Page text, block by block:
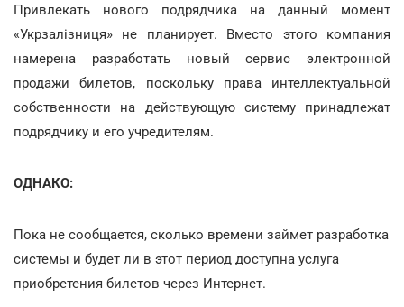
Привлекать нового подрядчика на данный момент
«Укрзалізниця» не планирует. Вместо этого компания
намерена разработать новый сервис электронной
продажи билетов, поскольку права интеллектуальной
собственности на действующую систему принадлежат
подрядчику и его учредителям.
ОДНАКО:
Пока не сообщается, сколько времени займет разработка
системы и будет ли в этот период доступна услуга
приобретения билетов через Интернет.